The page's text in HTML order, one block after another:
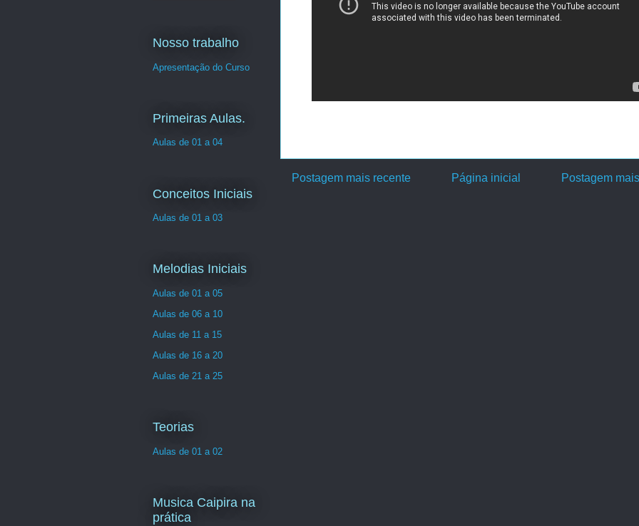
Postagem mais recente Postagem
Página inicial
Nosso trabalho
Apresentação do Curso
Primeiras Aulas.
Aulas de 01 a 04
Conceitos Iniciais
Aulas de 01 a 03
Melodias Iniciais
Aulas de 01 a 05
Aulas de 06 a 10
Aulas de 11 a 15
Aulas de 16 a 20
Aulas de 21 a 25
Teorias
Aulas de 01 a 02
Musica Caipira na
prática